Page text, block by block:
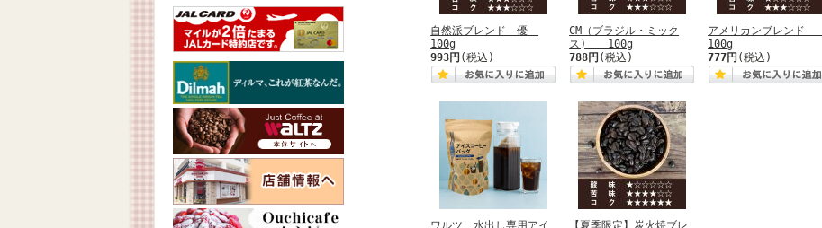
自然派ブレンド 優
100g
993円 (税込)
CM（ブラジル・ミック
ス) 100g
788円 (税込)
アメリカンブレンド
100g
777円 (税込)
ワルツ 水出し専用アイ
【夏季限定】炭火焼ブレ